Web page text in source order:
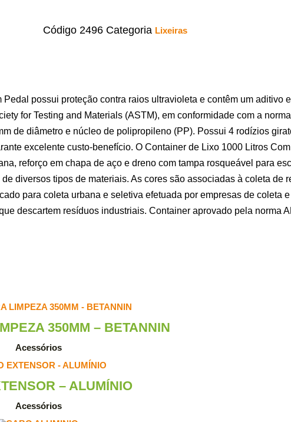
Código 2496 Categoria Lixeiras
possui proteção contra raios ultravioleta e contêm um aditivo
for Testing and Materials (ASTM), em conformidade com a
de diâmetro e núcleo de polipropileno (PP). Possui 4 rodízios
excelente custo-benefício. O Container de Lixo 1000 Litros
reforço em chapa de aço e dreno com tampa rosqueável para
diversos tipos de materiais. As cores são associadas à coleta de
para coleta urbana e seletiva efetuada por empresas de coleta
descartem resíduos industriais. Container aprovado pela norma
350MM – BETANNIN
Acessórios
– ALUMÍNIO
Acessórios